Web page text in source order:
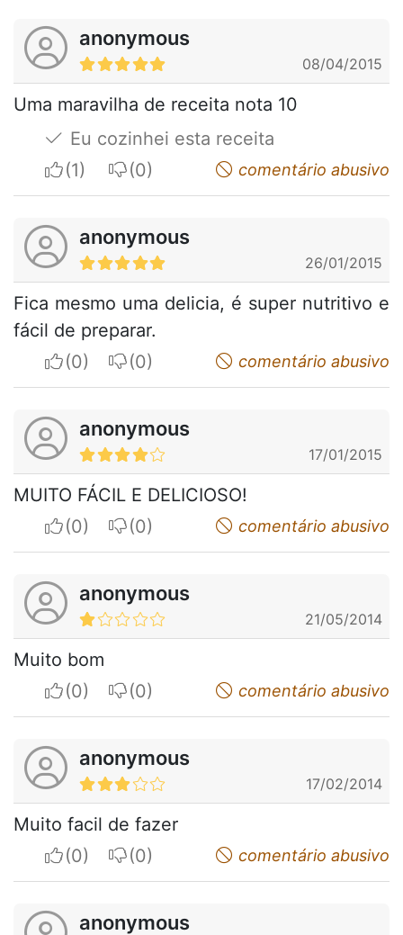
anonymous
08/04/2015
Uma maravilha de receita nota 10
Eu cozinhei esta receita
I apreciateI do not appreciatecomentário abusivo
anonymous
26/01/2015
Fica mesmo uma delicia, é super nutritivo e
fácil de preparar.
I apreciateI do not appreciatecomentário abusivo
anonymous
17/01/2015
MUITO FÁCIL E DELICIOSO!
I apreciateI do not appreciatecomentário abusivo
anonymous
21/05/2014
Muito bom
I apreciateI do not appreciatecomentário abusivo
anonymous
17/02/2014
Muito facil de fazer
I apreciateI do not appreciatecomentário abusivo
anonymous